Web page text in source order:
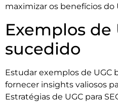
maximizar os benefícios do
Exemplos de
sucedido
Estudar exemplos de UGC
fornecer insights valiosos
Estratégias de UGC para